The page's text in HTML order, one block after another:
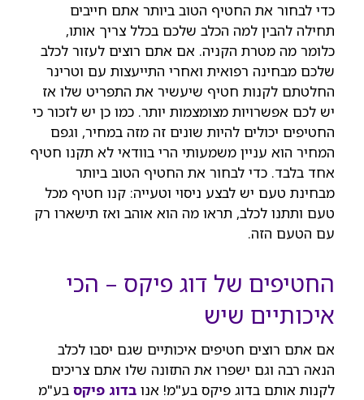
כדי לבחור את החטיף הטוב ביותר אתם חייבים
תחילה להבין למה הכלב שלכם בכלל צריך אותו,
כלומר מה מטרת הקניה. אם אתם רוצים לעזור לכלב
שלכם מבחינה רפואית ואחרי התייעצות עם וטרינר
החלטתם לקנות חטיף שיעשיר את התפריט שלו אז
יש לכם אפשרויות מצומצמות יותר. כמו כן יש לזכור כי
החטיפים יכולים להיות שונים זה מזה במחיר, וגפם
המחיר הוא עניין משמעותי הרי בוודאי לא תקנו חטיף
אחד בלבד. כדי לבחור את החטיף הטוב ביותר
מבחינת טעם יש לבצע ניסוי וטעייה: קנו חטיף מכל
טעם ותתנו לכלב, תראו מה הוא אוהב ואז תישארו רק
עם הטעם הזה.
החטיפים של דוג פיקס – הכי
איכותיים שיש
אם אתם רוצים חטיפים איכותיים שגם יסבו לכלב
הנאה רבה וגם ישפרו את התזונה שלו אתם צריכים
לקנות אותם בדוג פיקס בע"מ! אנו בדוג פיקסבע"מ